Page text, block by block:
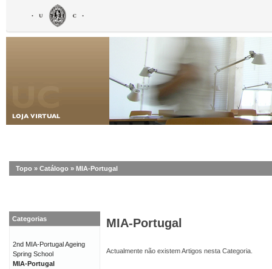
Topo » Catálogo » MIA-Portugal
MIA-Portugal
Actualmente não existem Artigos nesta Categoria.
Categorias
2nd MIA-Portugal Ageing
Spring School
MIA-Portugal